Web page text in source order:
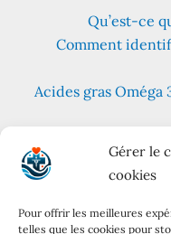
Gérer le
cookies
Pour offrir les meilleures
telles que les cookies pour
Qu’est-ce
Comment
Acides gras
Les meilleures